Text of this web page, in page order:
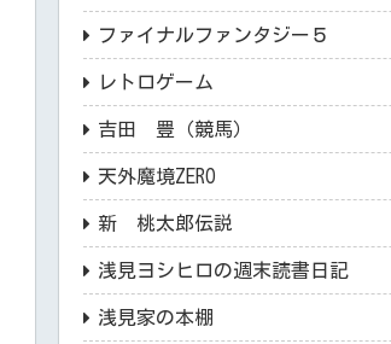
ファイナルファンタジー５
レトロゲーム
吉田 豊（競馬）
天外魔境ZERO
新 桃太郎伝説
浅見ヨシヒロの週末読書日記
浅見家の本棚